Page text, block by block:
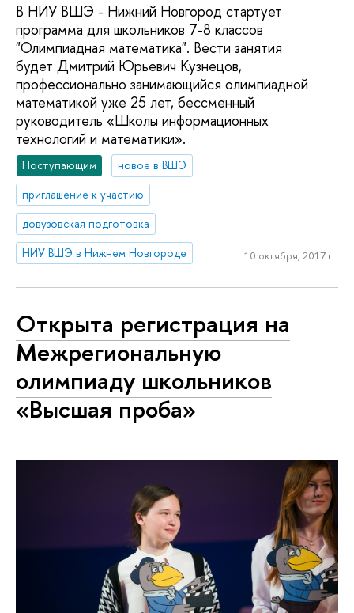
В НИУ ВШЭ - Нижний Новгород стартует
программа для школьников 7-8 классов
"Олимпиадная математика". Вести занятия
будет Дмитрий Юрьевич Кузнецов,
профессионально занимающийся олимпиадной
математикой уже 25 лет, бессменный
руководитель «Школы информационных
технологий и математики».
Поступающим
новое в ВШЭ
приглашение к участию
довузовская подготовка
НИУ ВШЭ в Нижнем Новгороде
10 октября, 2017 г.
Открыта регистрация на
Межрегиональную
олимпиаду школьников
«Высшая проба»